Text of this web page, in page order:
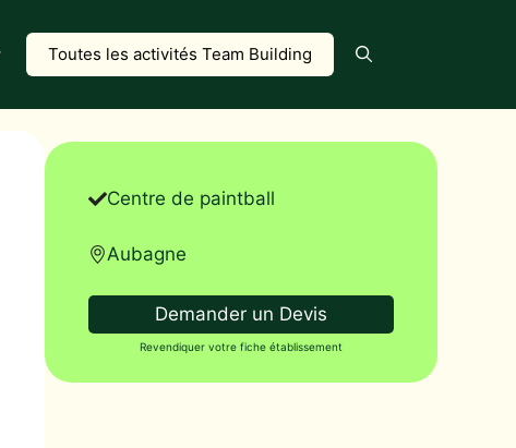
Toutes les activités Team Building
Centre de paintball
Aubagne
Demander un Devis
Revendiquer votre fiche établissement